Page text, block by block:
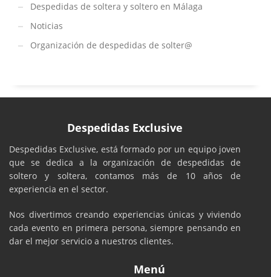
Despedidas de soltera y soltero en Málaga
Noticias
Organización de despedidas de solter@
Despedidas Exclusive
Despedidas Exclusive, está formado por un equipo joven
que se dedica a la organización de despedidas de
soltero y soltera, contamos más de 10 años de
experiencia en el sector.
Nos divertimos creando experiencias únicas y viviendo
cada evento en primera persona, siempre pensando en
dar el mejor servicio a nuestros clientes.
Menú